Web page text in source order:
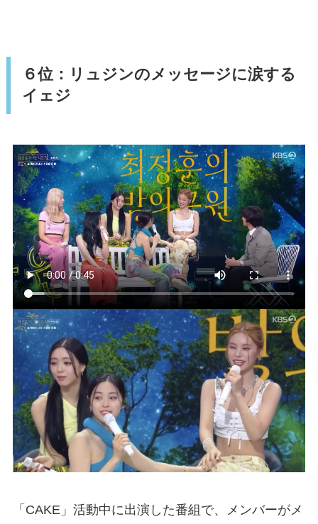
６位：リュジンのメッセージに涙する
イェジ
「CAKE」活動中に出演した番組で、メンバーがメ